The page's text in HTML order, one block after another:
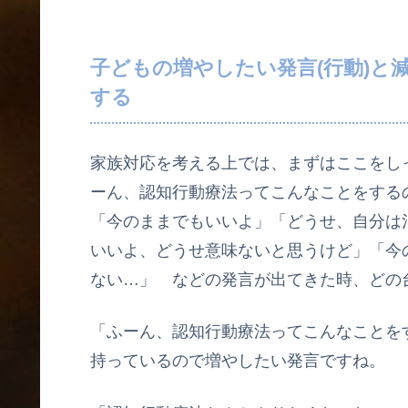
子どもの増やしたい発言(行動)と
する
家族対応を考える上では、まずはここを
ーん、認知行動療法ってこんなことをす
「今のままでもいいよ」「どうせ、自分
いいよ、どうせ意味ないと思うけど」「
ない…」 などの発言が出てきた時、どの
「ふーん、認知行動療法ってこんなこと
持っているので増やしたい発言ですね。